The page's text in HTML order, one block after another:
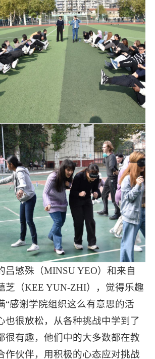
吕慜殊（MINSU YEO）和来自
芝（KEE YUN-ZHI），觉得乐趣
“感谢学院组织这么有意思的活
也很放松，从各种挑战中学到了
很有趣，他们中的大多数都在教
作伙伴，用积极的心态应对挑战